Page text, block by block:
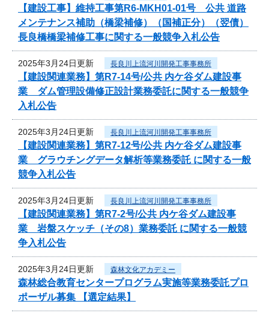
【建設工事】維持工事第R6-MKH01-01号 公共 道路
メンテナンス補助（橋梁補修）（国補正分）（翌債）
長良橋橋梁補修工事に関する一般競争入札公告
2025年3月24日更新 長良川上流河川開発工事事務所
【建設関連業務】第R7-14号/公共 内ケ谷ダム建設事
業 ダム管理設備修正設計業務委託に関する一般競争
入札公告
2025年3月24日更新 長良川上流河川開発工事事務所
【建設関連業務】第R7-12号/公共 内ケ谷ダム建設事
業 グラウチングデータ解析等業務委託 に関する一般
競争入札公告
2025年3月24日更新 長良川上流河川開発工事事務所
【建設関連業務】第R7-2号/公共 内ケ谷ダム建設事
業 岩盤スケッチ（その8）業務委託 に関する一般競
争入札公告
2025年3月24日更新 森林文化アカデミー
森林総合教育センタープログラム実施等業務委託プロ
ポーザル募集 【選定結果】